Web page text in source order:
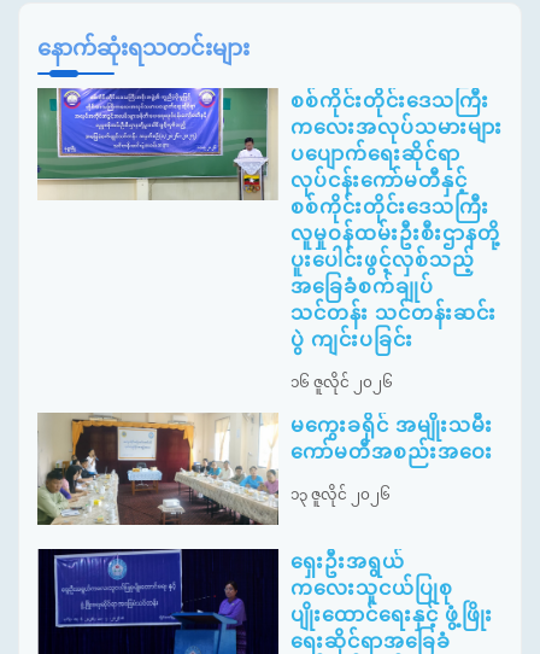
နောက်ဆုံးရသတင်းများ
စစ်ကိုင်းတိုင်းဒေသကြီး
ကလေးအလုပ်သမားများ
ပပျောက်ရေးဆိုင်ရာ
လုပ်ငန်းကော်မတီနှင့်
စစ်ကိုင်းတိုင်းဒေသကြီး
လူမှုဝန်ထမ်းဦးစီးဌာနတို့
ပူးပေါင်းဖွင့်လှစ်သည့်
အခြေခံစက်ချုပ်
သင်တန်း သင်တန်းဆင်း
ပွဲ ကျင်းပခြင်း
၁၆ ဇူလိုင် ၂၀၂၆
မကွေးခရိုင် အမျိုးသမီး
ကော်မတီအစည်းအဝေး
၁၃ ဇူလိုင် ၂၀၂၆
ရှေးဦးအရွယ်
ကလေးသူငယ်ပြုစု
ပျိုးထောင်ရေးနှင့် ဖွံ့ဖြိုး
ရေးဆိုင်ရာအခြေခံ